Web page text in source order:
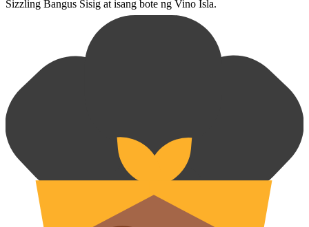
Sizzling Bangus Sisig at isang bote ng Vino Isla.